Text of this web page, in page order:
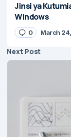
Jinsi ya
Windows
0 March
Next Post